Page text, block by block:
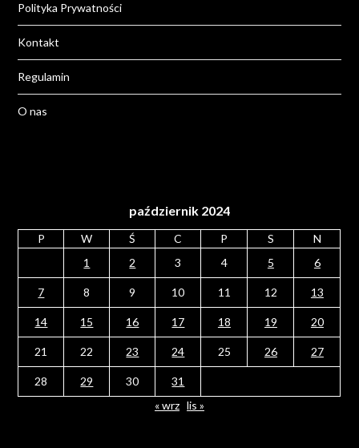
Polityka Prywatności
Kontakt
Regulamin
O nas
październik 2024
P W Ś C P S
N
1
2 3 4 5 6
7 8 9 10 11 12 13
14 15 16 17 18 19 20
21 22 23 24 25 26 27
28 29 30
31
« wrz lis »